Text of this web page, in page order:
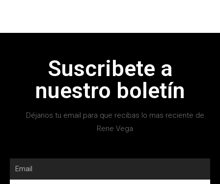
Suscribete a
nuestro boletín
Déjanos tu email para que recibas lo mas reciente de
Rene Vega